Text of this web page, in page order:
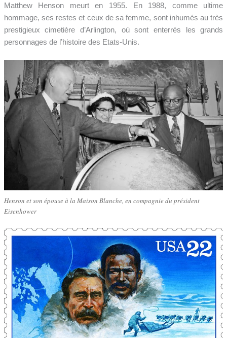
Matthew Henson meurt en 1955. En 1988, comme ultime
hommage, ses restes et ceux de sa femme, sont inhumés au très
prestigieux cimetière d’Arlington, où sont enterrés les grands
personnages de l’histoire des Etats-Unis.
Henson et son épouse à la Maison Blanche, en compagnie du président
Eisenhower